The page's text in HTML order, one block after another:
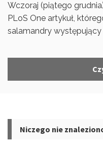
Wczoraj (piątego
PLoS One artykuł,
salamandry występujący
Niczego nie